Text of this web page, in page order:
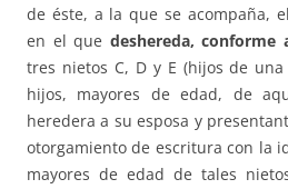
de éste, a la que se acompaña,
en el que deshereda, conforme
tres nietos C, D y E (hijos de
hijos, mayores de edad, de
heredera a su esposa y
otorgamiento de escritura con la
mayores de edad de tales